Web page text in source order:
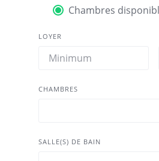
Chambres
LOYER
CHAMBRES
SALLE(S) DE BAIN